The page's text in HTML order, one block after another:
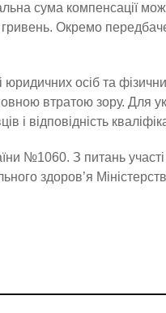
сума компенсації
Окремо
осіб та
втратою зору. Для
і відповідність
№1060. З питань
здоров’я